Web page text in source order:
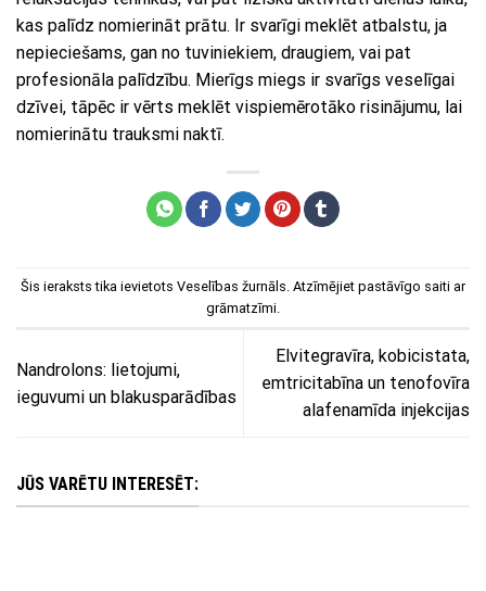
kas palīdz nomierināt prātu. Ir svarīgi meklēt atbalstu, ja
nepieciešams, gan no tuviniekiem, draugiem, vai pat
profesionāla palīdzību. Mierīgs miegs ir svarīgs veselīgai
dzīvei, tāpēc ir vērts meklēt vispiemērotāko risinājumu, lai
nomierinātu trauksmi naktī.
Šis ieraksts tika ievietots Veselības žurnāls . Atzīmējiet pastāvīgo saiti ar
grāmatzīmi.
Nandrolons: lietojumi,
ieguvumi un blakusparādības
Elvitegravīra, kobicistata,
emtricitabīna un tenofovīra
alafenamīda injekcijas
JŪS VARĒTU INTERESĒT: